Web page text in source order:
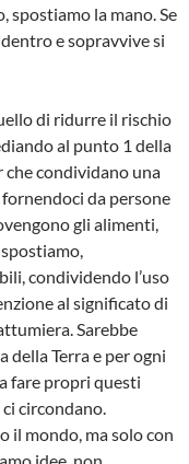
spostiamo la mano. Se
e sopravvive si
di ridurre il rischio
al punto 1 della
che condividano una
da persone
gli alimenti,
condividendo l’uso
al significato di
Sarebbe
della Terra e per ogni
fare propri questi
circondano.
il mondo, ma solo con